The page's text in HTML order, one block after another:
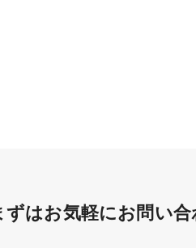
ずはお気軽にお問い